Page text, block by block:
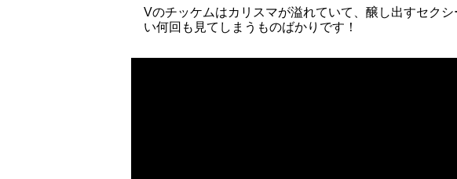
Vのチッケムはカリスマが溢れていて、醸し出すセク
い何回も見てしまうものばかりです！